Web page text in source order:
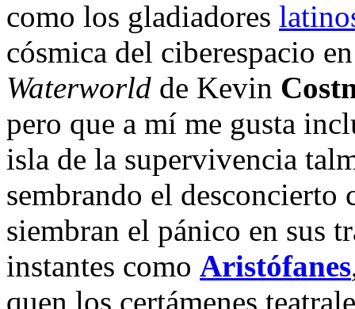
como los gladiadores
cósmica del ciberespacio
Waterworld de Kevin
pero que a mí me gusta
isla de la supervivencia
sembrando el
siembran el pánico en sus
instantes como Aristófanes
quen los certámenes